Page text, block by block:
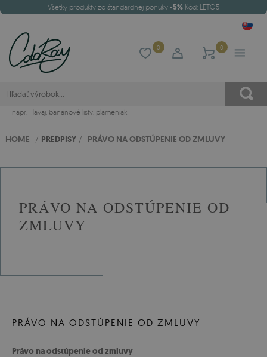
Všetky produkty zo štandardnej ponuky -5% Kód: LETO5
0 0
napr. Havaj, banánové listy, plameniak
HOME / PREDPISY / PRÁVO NA ODSTÚPENIE OD ZMLUVY
PRÁVO NA ODSTÚPENIE OD
ZMLUVY
PRÁVO NA ODSTÚPENIE OD ZMLUVY
Právo na odstúpenie od zmluvy